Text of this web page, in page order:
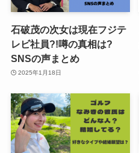
石破茂の次女は現在フジテ
レビ社員?!噂の真相は?
SNSの声まとめ
2025年1月18日